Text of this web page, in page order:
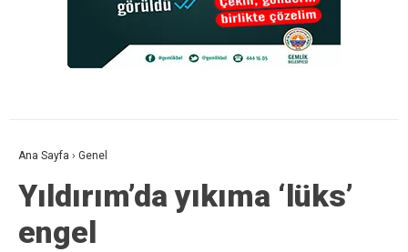
Ana Sayfa › Genel
Yıldırım’da yıkıma ‘lüks’
engel